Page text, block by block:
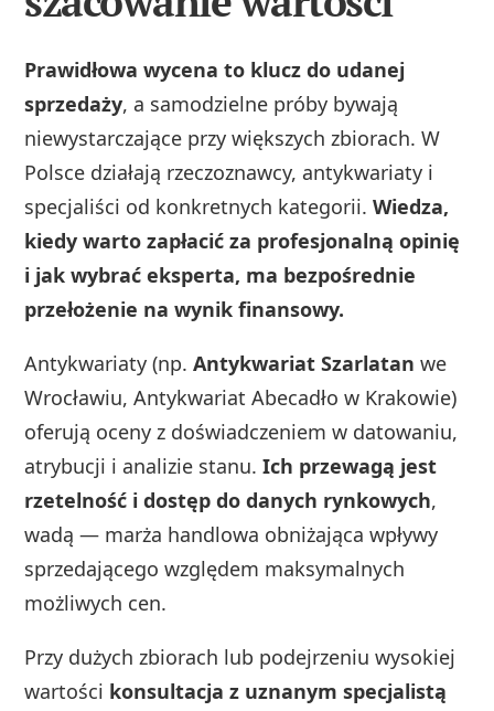
Prawidłowa wycena to klucz do udanej
sprzedaży, a samodzielne próby bywają
niewystarczające przy większych zbiorach. W
Polsce działają rzeczoznawcy, antykwariaty i
specjaliści od konkretnych kategorii.Wiedza,
kiedy warto zapłacić za profesjonalną opinię
i jak wybrać eksperta, ma bezpośrednie
przełożenie na wynik finansowy.
Antykwariaty (np.Antykwariat Szarlatan we
Wrocławiu, Antykwariat Abecadło w Krakowie)
oferują oceny z doświadczeniem w datowaniu,
atrybucji i analizie stanu.Ich przewagą jest
rzetelność i dostęp do danych rynkowych,
wadą — marża handlowa obniżająca wpływy
sprzedającego względem maksymalnych
możliwych cen.
Przy dużych zbiorach lub podejrzeniu wysokiej
wartości konsultacja z uznanym specjalistą